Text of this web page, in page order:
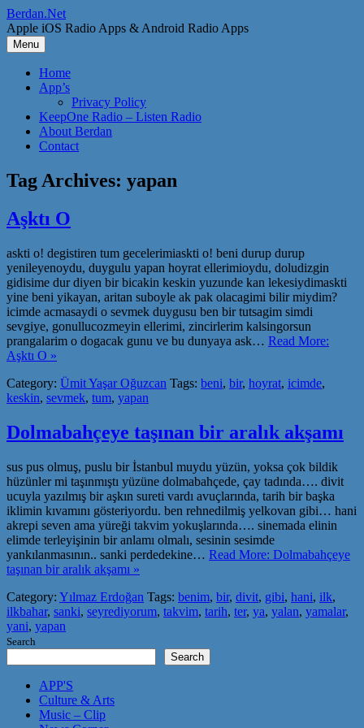
Skip
to
content
Berdan.Net
Apple iOS Radio Apps & Android Radio Apps
Menu
Home
App’s
Privacy Policy
KeepOne Radio – Listen Radio
About Berdan
Contact
Tag Archives: yapan
Aşktı O
askti o! degistiren tum gecelerimiaskti o! beni durup durup
yenileyenoydu, duygulu yapan hoyrat ellerimioydu, doludizgin
gidisime dur diyen bir bicakin keskin yuzunde kan lekesiydimaskti
yine beni yikayan, aritan suboyle ak pak olacagimi bilir miydim?
icimde acmasaydi o sevmek duygusu ben bir tutsagim simdi
sevgiye, gonullucozmeyin ellerimi, zincirlerim kalsingorsun
prangalarim o dogacak gunu ve bu dunyaya ask… Read More:
Aşktı O »
Category: Ümit Yaşar Oğuzcan Tags: beni, bir, hoyrat, icimde,
keskin, sevmek, tum, yapan
Dolmabahçeye taşınan bir aralık akşamı
sus pus olmuş, puslu bir İstanbul muydu yüzün, yoksa çok bildik
hüzünler mi taşınmıştı yüzüne dolmabahçede, çay tadında…. divit
ucuyla yazılmış bir aşkın sureti vardı avuçlarında, tarih bir başka
iklimin kıvamını gösteriyordu. ben rehnedilmiş yelkovan gibi… hani
akrepi seven ama yüreği takvim yokuşlarında…. sinemada elinin
elimde terleyişinin bir anlamı olmalı, sesinin sesimde
yankılanmasının.. sanki perdedekine… Read More: Dolmabahçeye
taşınan bir aralık akşamı »
Category: Yılmaz Erdoğan Tags: benim, bir, divit, gibi, hani, ilk,
ilkbahar, sanki, seyrediyorum, takvim, tarih, ter, ya, yalan, yamalar,
yani, yapan
Search
Search
APP'S
Culture & Arts
Music – Clip